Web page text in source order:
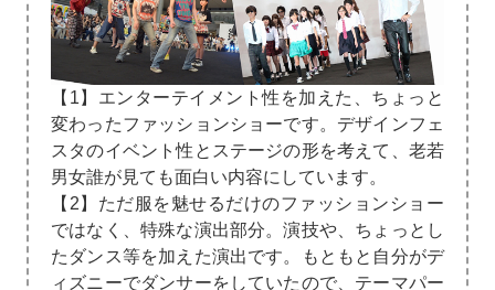
【1】エンターテイメント性を加えた、ちょっと
変わったファッションショーです。デザインフェ
スタのイベント性とステージの形を考えて、老若
男女誰が見ても面白い内容にしています。
【2】ただ服を魅せるだけのファッションショー
ではなく、特殊な演出部分。演技や、ちょっとし
たダンス等を加えた演出です。もともと自分がデ
ィズニーでダンサーをしていたので、テーマパー